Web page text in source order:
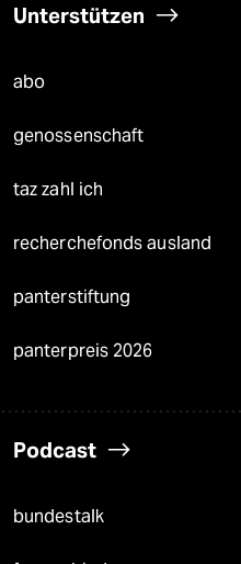
Unterstützen
abo
genossenschaft
taz zahl ich
recherchefonds ausland
panterstiftung
panterpreis 2026
Podcast
bundestalk